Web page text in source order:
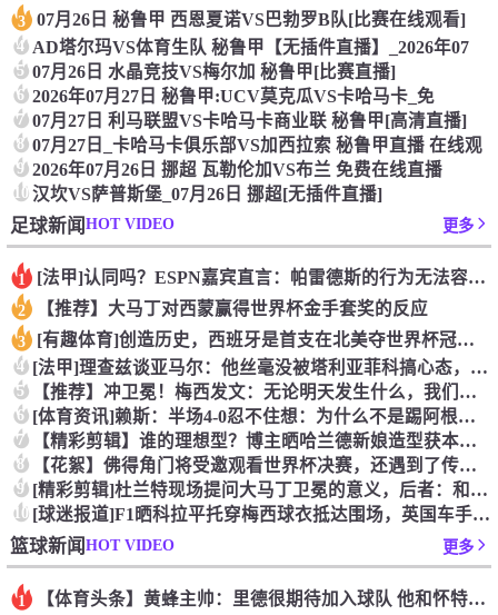
3 07月26日 秘鲁甲 西恩夏诺VS巴勃罗B队[比赛在线观看]
4 AD塔尔玛VS体育生队 秘鲁甲【无插件直播】_2026年07
5 07月26日 水晶竞技VS梅尔加 秘鲁甲[比赛直播]
6 2026年07月27日 秘鲁甲:UCV莫克瓜VS卡哈马卡_免
7 07月27日 利马联盟VS卡哈马卡商业联 秘鲁甲[高清直播]
8 07月27日_卡哈马卡俱乐部VS加西拉索 秘鲁甲直播 在线观
9 2026年07月26日 挪超 瓦勒伦加VS布兰 免费在线直播
10汉坎VS萨普斯堡_07月26日 挪超[无插件直播]
足球新闻HOT VIDEO 更多
1 [法甲]认同吗？ESPN嘉宾直言：帕雷德斯的行为无法容忍，应
2 【推荐】大马丁对西蒙赢得世界杯金手套奖的反应
3 [有趣体育]创造历史，西班牙是首支在北美夺世界杯冠军的欧洲球
4 [法甲]理查兹谈亚马尔：他丝毫没被塔利亚菲科搞心态，绝对的超
5 【推荐】冲卫冕！梅西发文：无论明天发生什么，我们已书写无法抹
6 [体育资讯]赖斯：半场4-0忍不住想：为什么不是踢阿根廷？为
7 【精彩剪辑】谁的理想型？博主晒哈兰德新娘造型获本人点赞！
8 【花絮】佛得角门将受邀观看世界杯决赛，还遇到了传奇门将伊基塔
9 [精彩剪辑]杜兰特现场提问大马丁卫冕的意义，后者：和梅西一起
10 [球迷报道]F1晒科拉平托穿梅西球衣抵达围场，英国车手林德布
篮球新闻HOT VIDEO 更多
1 【体育头条】黄蜂主帅：里德很期待加入球队 他和怀特成长道路相